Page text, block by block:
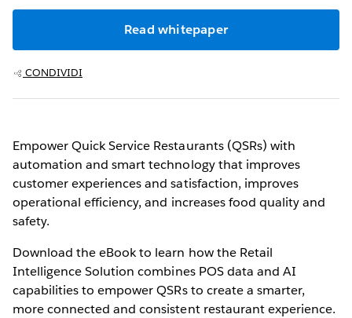
Read whitepaper
CONDIVIDI
Empower Quick Service Restaurants (QSRs) with
automation and smart technology that improves
customer experiences and satisfaction, improves
operational efficiency, and increases food quality and
safety.
Download the eBook to learn how the Retail
Intelligence Solution combines POS data and AI
capabilities to empower QSRs to create a smarter,
more connected and consistent restaurant experience.